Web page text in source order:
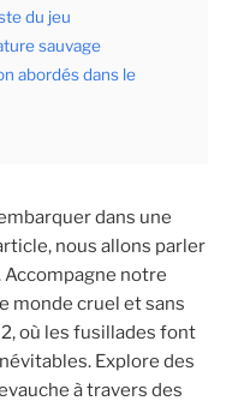
du jeu
sauvage
abordés dans le
dans une
nous allons parler
Accompagne notre
monde cruel et sans
où les fusillades font
Explore des
à travers des